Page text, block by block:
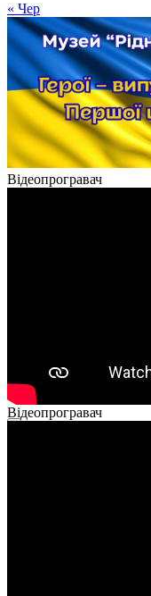
« Чер
Відеопрогравач
Відеопрогравач